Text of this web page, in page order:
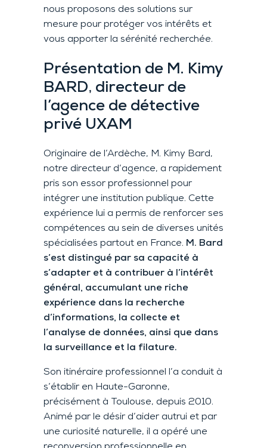
nous proposons des solutions sur
mesure pour protéger vos intérêts et
vous apporter la sérénité recherchée.
Présentation de M. Kimy
BARD, directeur de
l’agence de détective
privé UXAM
Originaire de l’Ardèche, M. Kimy Bard,
notre directeur d’agence, a rapidement
pris son essor professionnel pour
intégrer une institution publique. Cette
expérience lui a permis de renforcer ses
compétences au sein de diverses unités
spécialisées partout en France. M. Bard
s’est distingué par sa capacité à
s’adapter et à contribuer à l’intérêt
général, accumulant une riche
expérience dans la recherche
d’informations, la collecte et
l’analyse de données, ainsi que dans
la surveillance et la filature.
Son itinéraire professionnel l’a conduit à
s’établir en Haute-Garonne,
précisément à Toulouse, depuis 2010.
Animé par le désir d’aider autrui et par
une curiosité naturelle, il a opéré une